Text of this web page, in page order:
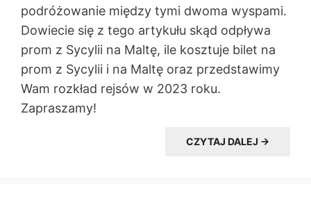
podróżowanie między tymi dwoma wyspami.
Dowiecie się z tego artykułu skąd odpływa
prom z Sycylii na Maltę, ile kosztuje bilet na
prom z Sycylii i na Maltę oraz przedstawimy
Wam rozkład rejsów w 2023 roku.
Zapraszamy!
CZYTAJ DALEJ →